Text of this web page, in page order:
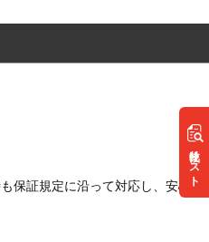
リスト
保証規定に沿って対応し、安心